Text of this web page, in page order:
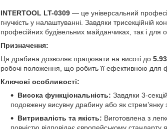
INTERTOOL LT-0309 — це універсальний
гнучкість у налаштуванні. Завдяки трисекційній
професійних будівельних майданчиках, так і
Призначення:
Ця драбина дозволяє працювати на висоті до
робочі положення, що робить її ефективною для
Ключові особливості:
Висока функціональність: Завдяки 3-
подовжену висувну драбину або як стрем’янку
Витривалість та якість: Виготовлена з